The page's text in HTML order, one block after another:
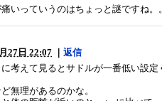
いっていうのはちょっと謎ですね。
27日 22:07
返信
考えて見るとサドルが一番低い設
無理があるのかな。